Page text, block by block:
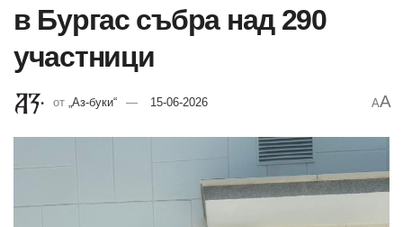
в Бургас събра над 290
участници
от „Аз-буки“ 15-06-2026 AA